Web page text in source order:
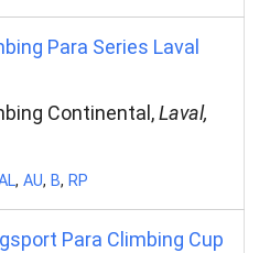
Para Series Laval
Continental,Laval,
, AU, B, RP
Para Climbing Cup